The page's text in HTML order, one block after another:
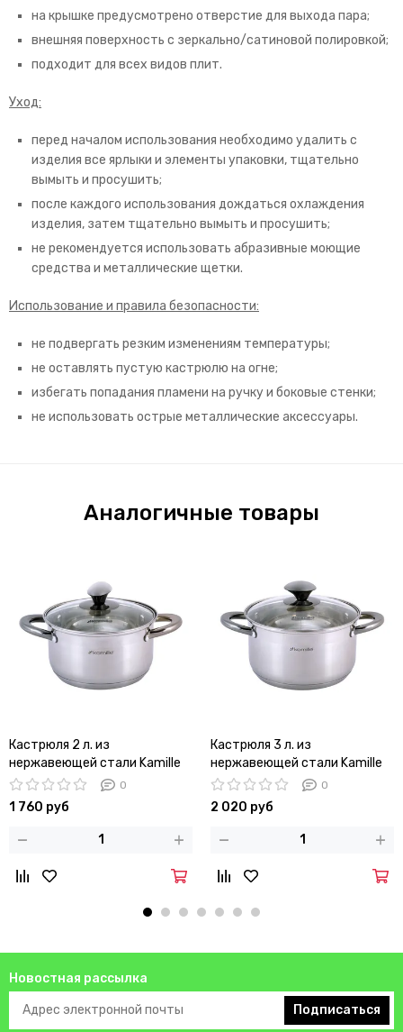
на крышке предусмотрено отверстие для выхода пара;
внешняя поверхность с зеркально/сатиновой полировкой;
подходит для всех видов плит.
Уход:
перед началом использования необходимо удалить с
изделия все ярлыки и элементы упаковки, тщательно
вымыть и просушить;
после каждого использования дождаться охлаждения
изделия, затем тщательно вымыть и просушить;
не рекомендуется использовать абразивные моющие
средства и металлические щетки.
Использование и правила безопасности:
не подвергать резким изменениям температуры;
не оставлять пустую кастрюлю на огне;
избегать попадания пламени на ручку и боковые стенки;
не использовать острые металлические аксессуары.
Аналогичные товары
Кастрюля 2 л. из
нержавеющей стали Kamille
KM-4921 с черными ручками
0
1 760 руб
Кастрюля 3 л. из
нержавеющей стали Kamille
KM 4922 с черными ручками
0
2 020 руб
Новостная рассылка
Подписаться